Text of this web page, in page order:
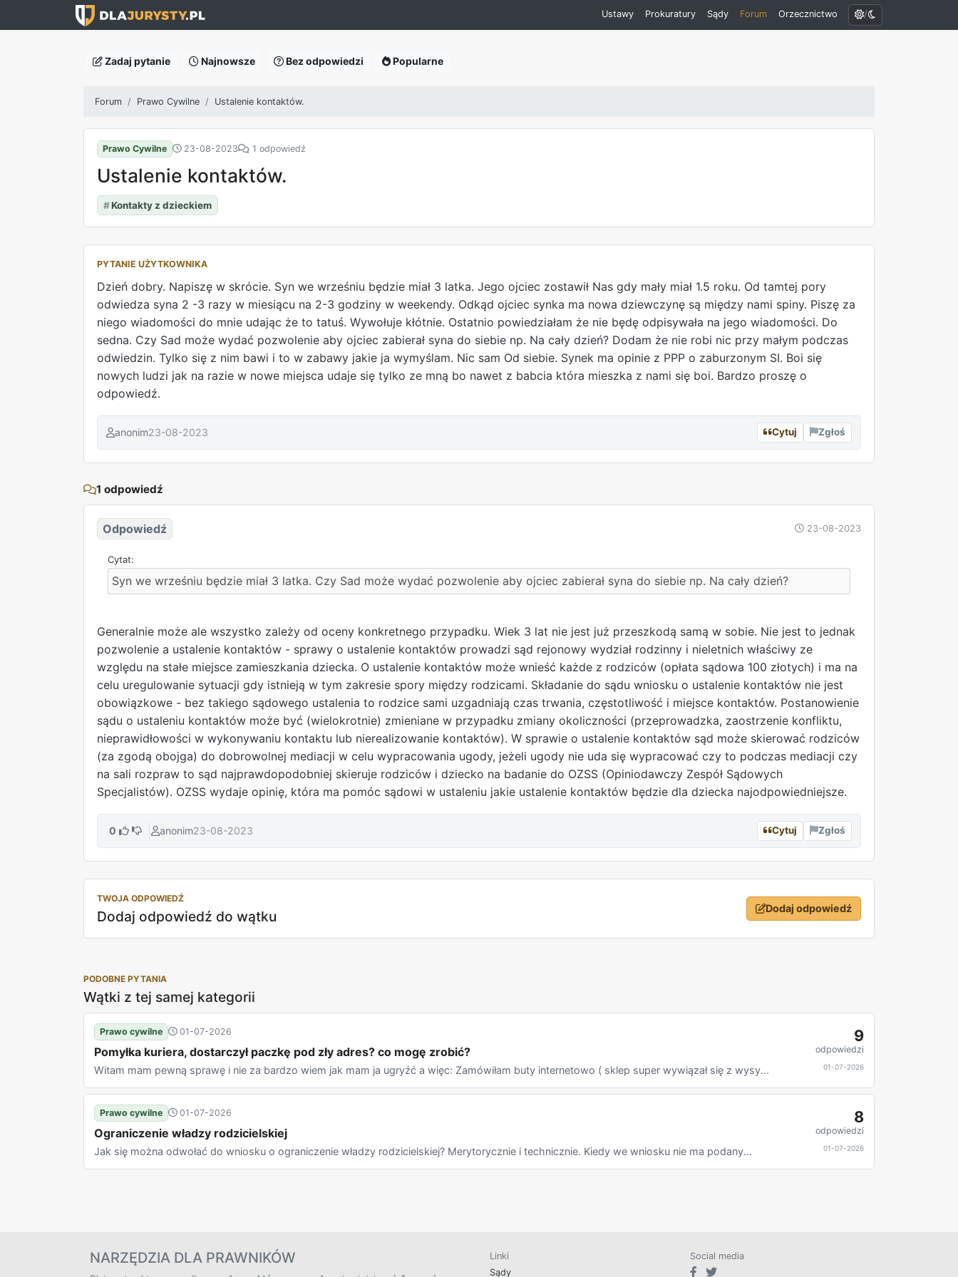
Ustawy Prokuratury Sądy Forum Orzecznictwo /
Zadaj pytanie Najnowsze Bez odpowiedzi Popularne
Forum Prawo Cywilne Ustalenie kontaktów.
Prawo Cywilne 23-08-2023 1 odpowiedź
Ustalenie kontaktów.
#Kontakty z dzieckiem
PYTANIE UŻYTKOWNIKA
Dzień dobry. Napiszę w skrócie. Syn we wrześniu będzie miał 3 latka. Jego ojciec zostawił Nas gdy mały miał 1.5 roku. Od tamtej pory
odwiedza syna 2 -3 razy w miesiącu na 2-3 godziny w weekendy. Odkąd ojciec synka ma nowa dziewczynę są między nami spiny. Piszę za
niego wiadomości do mnie udając że to tatuś. Wywołuje kłótnie. Ostatnio powiedziałam że nie będę odpisywała na jego wiadomości. Do
sedna. Czy Sad może wydać pozwolenie aby ojciec zabierał syna do siebie np. Na cały dzień? Dodam że nie robi nic przy małym podczas
odwiedzin. Tylko się z nim bawi i to w zabawy jakie ja wymyślam. Nic sam Od siebie. Synek ma opinie z PPP o zaburzonym SI. Boi się
nowych ludzi jak na razie w nowe miejsca udaje się tylko ze mną bo nawet z babcia która mieszka z nami się boi. Bardzo proszę o
odpowiedź.
anonim23-08-2023 Cytuj Zgłoś
1 odpowiedź
Odpowiedź 23-08-2023
Syn we wrześniu będzie miał 3 latka. Czy Sad może wydać pozwolenie aby ojciec zabierał syna do siebie np. Na cały dzień?
Generalnie może ale wszystko zależy od oceny konkretnego przypadku. Wiek 3 lat nie jest już przeszkodą samą w sobie. Nie jest to jednak
pozwolenie a ustalenie kontaktów - sprawy o ustalenie kontaktów prowadzi sąd rejonowy wydział rodzinny i nieletnich właściwy ze
względu na stałe miejsce zamieszkania dziecka. O ustalenie kontaktów może wnieść każde z rodziców (opłata sądowa 100 złotych) i ma na
celu uregulowanie sytuacji gdy istnieją w tym zakresie spory między rodzicami. Składanie do sądu wniosku o ustalenie kontaktów nie jest
obowiązkowe - bez takiego sądowego ustalenia to rodzice sami uzgadniają czas trwania, częstotliwość i miejsce kontaktów. Postanowienie
sądu o ustaleniu kontaktów może być (wielokrotnie) zmieniane w przypadku zmiany okoliczności (przeprowadzka, zaostrzenie konfliktu,
nieprawidłowości w wykonywaniu kontaktu lub nierealizowanie kontaktów). W sprawie o ustalenie kontaktów sąd może skierować rodziców
(za zgodą obojga) do dobrowolnej mediacji w celu wypracowania ugody, jeżeli ugody nie uda się wypracować czy to podczas mediacji czy
na sali rozpraw to sąd najprawdopodobniej skieruje rodziców i dziecko na badanie do OZSS (Opiniodawczy Zespół Sądowych
Specjalistów). OZSS wydaje opinię, która ma pomóc sądowi w ustaleniu jakie ustalenie kontaktów będzie dla dziecka najodpowiedniejsze.
0 anonim23-08-2023 Cytuj Zgłoś
TWOJA ODPOWIEDŹ
Dodaj odpowiedź do wątku Dodaj odpowiedź
PODOBNE PYTANIA
Wątki z tej samej kategorii
Prawo cywilne 01-07-2026
Pomyłka kuriera, dostarczył paczkę pod zły adres? co mogę zrobić?
Witam mam pewną sprawę i nie za bardzo wiem jak mam ja ugryźć a więc: Zamówiłam buty internetowo ( sklep super wywiązał się z wysy...
9
odpowiedzi
01-07-2026
Prawo cywilne 01-07-2026
Ograniczenie władzy rodzicielskiej
Jak się można odwołać do wniosku o ograniczenie władzy rodzicielskiej? Merytorycznie i technicznie. Kiedy we wniosku nie ma podany...
8
odpowiedzi
01-07-2026
NARZĘDZIA DLA PRAWNIKÓW
Linki
Sądy
Social media